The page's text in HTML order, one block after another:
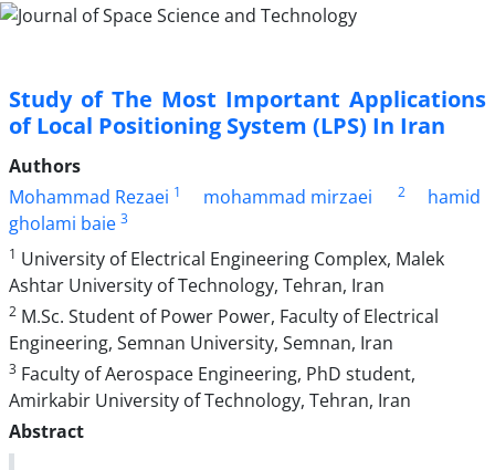
Study of The Most Important Applications
of Local Positioning System (LPS) In Iran
Authors
Mohammad Rezaei 1 mohammad mirzaei 2
hamid
gholami baie 3
1 University of Electrical Engineering Complex, Malek
Ashtar University of Technology, Tehran, Iran
2 M.Sc. Student of Power Power, Faculty of Electrical
Engineering, Semnan University, Semnan, Iran
3 Faculty of Aerospace Engineering, PhD student,
Amirkabir University of Technology, Tehran, Iran
Abstract